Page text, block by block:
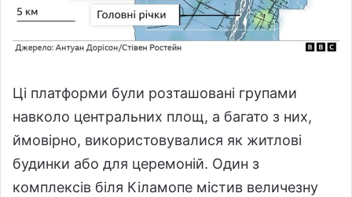
Ці платформи були розташовані групами
навколо центральних площ, а багато з них,
ймовірно, використовувалися як житлові
будинки або для церемоній. Один з
комплексів біля Кіламопе містив величезну